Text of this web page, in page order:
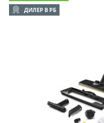
ДИЛЕР В РБ